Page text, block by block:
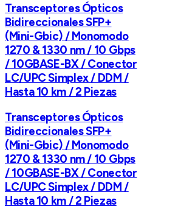
Transceptores Ópticos
Bidireccionales SFP+
(Mini-Gbic) / Monomodo
1270 & 1330 nm / 10 Gbps
/ 10GBASE-BX / Conector
LC/UPC Simplex / DDM /
Hasta 10 km / 2 Piezas
Transceptores Ópticos
Bidireccionales SFP+
(Mini-Gbic) / Monomodo
1270 & 1330 nm / 10 Gbps
/ 10GBASE-BX / Conector
LC/UPC Simplex / DDM /
Hasta 10 km / 2 Piezas